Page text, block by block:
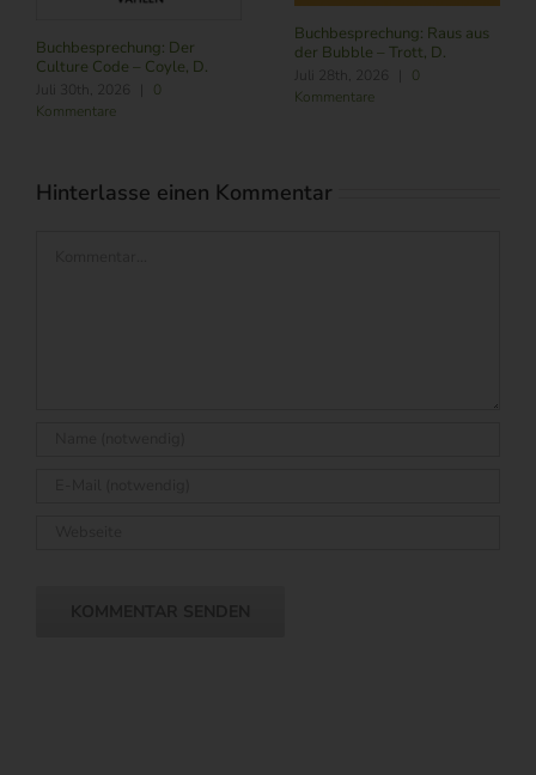
Buchbesprechung: Der
Culture Code – Coyle, D.
Juli 30th, 2026
0
Kommentare
Buchbesprechung: Raus aus
der Bubble – Trott, D.
Juli 28th, 2026
0
Kommentare
Hinterlasse einen Kommentar